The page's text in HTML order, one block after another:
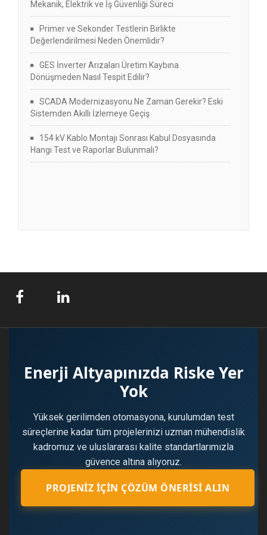
Mekanik, Elektrik ve İş Güvenliği Süreci
Primer ve Sekonder Testlerin Birlikte
Değerlendirilmesi Neden Önemlidir?
GES İnverter Arızaları Üretim Kaybına
Dönüşmeden Nasıl Tespit Edilir?
SCADA Modernizasyonu Ne Zaman Gerekir? Eski
Sistemden Akıllı İzlemeye Geçiş
154 kV Kablo Montajı Sonrası Kabul Dosyasında
Hangi Test ve Raporlar Bulunmalı?
Enerji Altyapınızda Riske Yer
Yok
Yüksek gerilimden otomasyona, kurulumdan test
süreçlerine kadar tüm projelerinizi uzman mühendislik
kadromuz ve uluslararası kalite standartlarımızla
güvence altına alıyoruz.
PROJENIZ İÇIN ÇÖZÜM ÖNERISI ALIN